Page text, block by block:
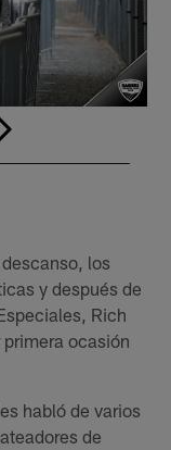
los
y después de
Rich
ocasión
habló de varios
de